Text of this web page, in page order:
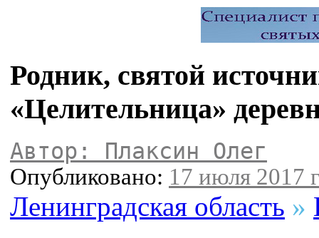
Родник, святой
«Целительница»
Автор: Плаксин Олег
Опубликовано: 17 июля 2017
Ленинградская область »